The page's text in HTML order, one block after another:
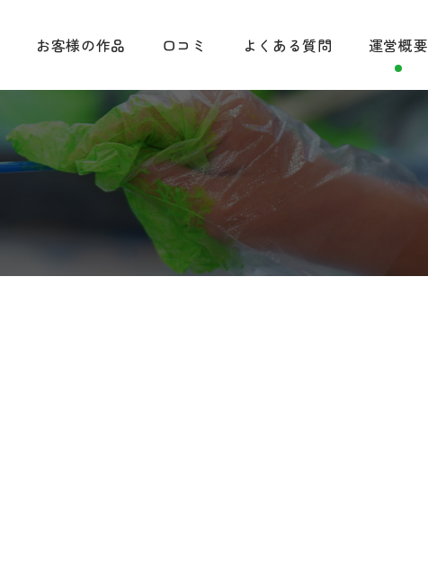
お客様の作品 口コミ よくある質問 運営概要